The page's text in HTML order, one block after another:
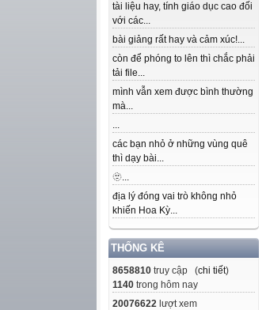
tài liệu hay, tính giáo dục cao đối
với các...
bài giảng rất hay và cảm xúc!...
còn để phóng to lên thì chắc phải
tải file...
mình vẫn xem được bình thường
mà...
...
các bạn nhỏ ở những vùng quê
thì dạy bài...
🫥...
địa lý đóng vai trò không nhỏ
khiến Hoa Kỳ...
THỐNG KÊ
8658810 truy cập (chi tiết)
1140 trong hôm nay
20076622 lượt xem